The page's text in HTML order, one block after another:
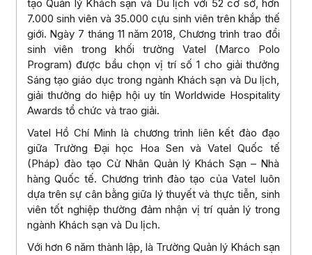
tạo Quản lý Khách sạn và Du lịch với 52 cơ sở, hơn
7.000 sinh viên và 35.000 cựu sinh viên trên khắp thế
giới. Ngày 7 tháng 11 năm 2018, Chương trình trao đổi
sinh viên trong khối trường Vatel (Marco Polo
Program) được bầu chọn vị trí số 1 cho giải thưởng
Sáng tạo giáo dục trong ngành Khách sạn và Du lịch,
giải thưởng do hiệp hội uy tín Worldwide Hospitality
Awards tổ chức và trao giải.
Vatel Hồ Chí Minh là chương trình liên kết đào đạo
giữa Trường Đại học Hoa Sen và Vatel Quốc tế
(Pháp) đào tạo Cử Nhân Quản lý Khách Sạn – Nhà
hàng Quốc tế. Chương trình đào tạo của Vatel luôn
dựa trên sự cân bằng giữa lý thuyết và thực tiễn, sinh
viên tốt nghiệp thường đảm nhận vị trí quản lý trong
ngành Khách sạn và Du lịch.
Với hơn 6 năm thành lập, là Trường Quản lý Khách sạn